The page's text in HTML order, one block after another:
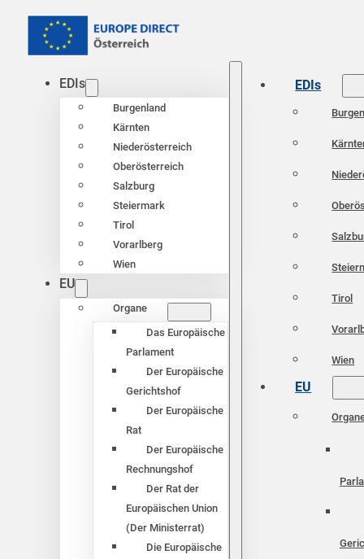
EDIs
Burgenland
Kärnten
Niederösterreich
Oberösterreich
Salzburg
Steiermark
Tirol
Vorarlberg
Wien
EU
Organe
Das Europäische
Parlament
Der Europäische
Gerichtshof
Der Europäische
Rat
Der Europäische
Rechnungshof
Der Rat der
Europäischen Union
(Der Ministerrat)
Die Europäische
EDIs
Tirol
Wien
EU